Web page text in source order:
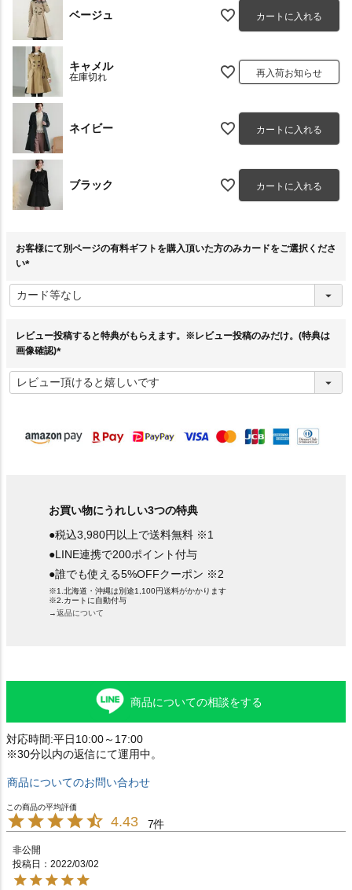
ベージュ カートに入れる
キャメル
在庫切れ 再入荷お知らせ
ネイビー カートに入れる
ブラック カートに入れる
お客様にて別ページの有料ギフトを購入頂いた方のみカードをご選択くださ
い
必
須
レビュー投稿すると特典がもらえます。※レビュー投稿のみだけ。(特典は
画像確認)
必
須
お買い物にうれしい3つの特典
●税込3,980円以上で送料無料 ※1
●LINE連携で200ポイント付与
●誰でも使える5%OFFクーポン ※2
※1.北海道・沖縄は別途1,100円送料がかかります
※2.カートに自動付与
→返品について
商品についての相談をする
対応時間:平日10:00～17:00
※30分以内の返信にて運用中。
商品についてのお問い合わせ
4.43 7
非公開
投稿日
2022/03/02